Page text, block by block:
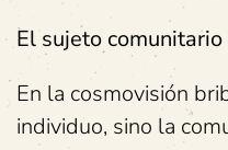
El sujeto comunitario
En la cosmovisión
individuo, sino la